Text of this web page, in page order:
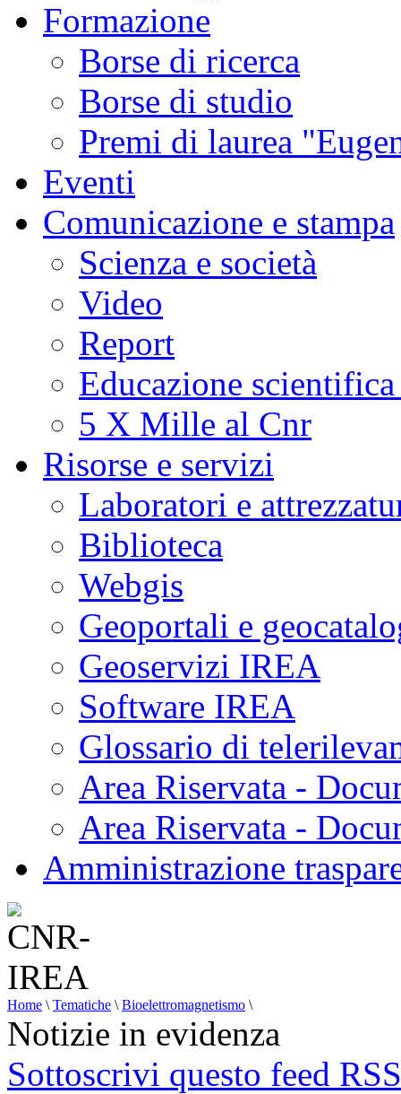
Formazione
Borse di ricerca
Borse di studio
Premi di laurea
Eventi
Comunicazione e stampa
Scienza e società
Video
Report
Educazione
5 X Mille al Cnr
Risorse e servizi
Laboratori e
Biblioteca
Webgis
Geoportali e
Geoservizi IREA
Software IREA
Glossario di
Area Riservata -
Area Riservata -
Amministrazione
Home \ Tematiche \ Bioelettromagnetismo \
Notizie in evidenza
Sottoscrivi questo feed RSS